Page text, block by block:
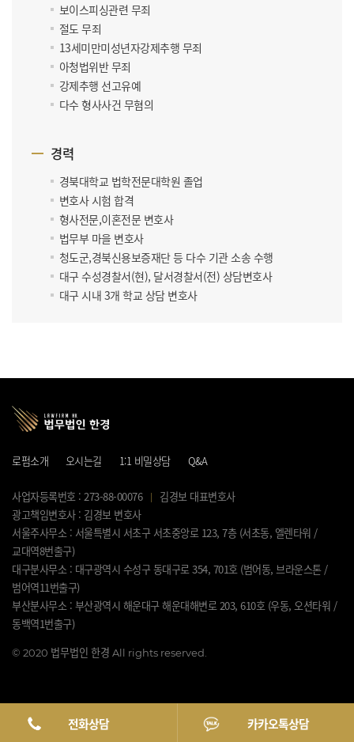
보이스피싱관련 무죄
절도 무죄
13세미만미성년자강제추행 무죄
아청법위반 무죄
강제추행 선고유예
다수 형사사건 무혐의
경력
경북대학교 법학전문대학원 졸업
변호사 시험 합격
형사전문,이혼전문 변호사
법무부 마을 변호사
청도군,경북신용보증재단 등 다수 기관 소송 수행
대구 수성경찰서(현), 달서경찰서(전) 상담변호사
대구 시내 3개 학교 상담 변호사
전화상담 카카오톡상담
로펌소개 오시는길 1:1 비밀상담 Q&A
사업자등록번호 : 273-88-00076
김경보 대표변호사
광고책임변호사 : 김경보 변호사
서울주사무소 : 서울특별시 서초구 서초중앙로 123, 7층 (서초동, 엘렌타워 /
교대역8번출구)
대구분사무소 : 대구광역시 수성구 동대구로 354, 701호 (범어동, 브라운스톤 /
범어역11번출구)
부산분사무소 : 부산광역시 해운대구 해운대해변로 203, 610호 (우동, 오션타워 /
동백역1번출구)
© 2020 법무법인 한경 All rights reserved.